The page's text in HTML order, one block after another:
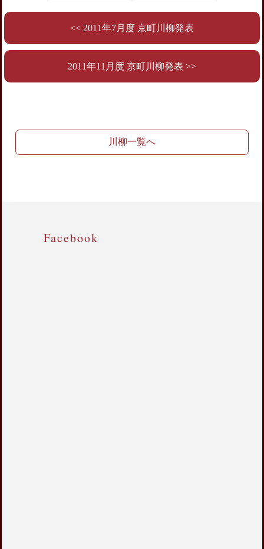
<< 2011年7月度 京町川柳発表
2011年11月度 京町川柳発表 >>
川柳一覧へ
Facebook